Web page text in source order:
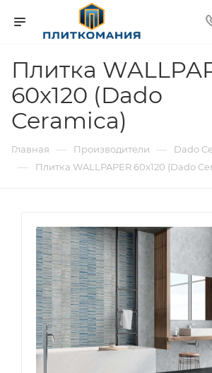
Плитка
60x120 (Dado
Ceramica)
Главная — Производители — Dado
— Плитка WALLPAPER 60x120 (Dado